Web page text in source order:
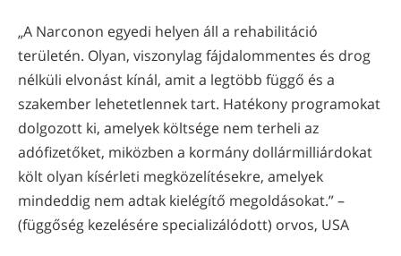
„A Narconon egyedi helyen áll a rehabilitáció
területén. Olyan, viszonylag fájdalommentes és drog
nélküli elvonást kínál, amit a legtöbb függő és a
szakember lehetetlennek tart. Hatékony programokat
dolgozott ki, amelyek költsége nem terheli az
adófizetőket, miközben a kormány dollármilliárdokat
költ olyan kísérleti megközelítésekre, amelyek
mindeddig nem adtak kielégítő megoldásokat.” –
(függőség kezelésére specializálódott) orvos, USA